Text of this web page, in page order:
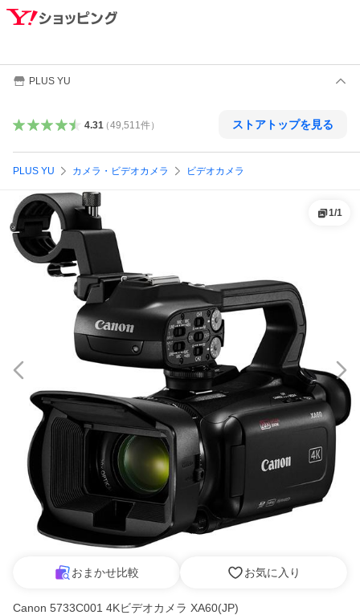
PLUS YU
4.31（49,511件） ストアトップを見る
PLUS YU カメラ・ビデオカメラ ビデオカメラ
1/1
おまかせ比較 お気に入り
Canon 5733C001 4Kビデオカメラ XA60(JP)